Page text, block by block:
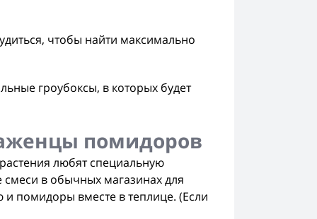
чтобы найти максимально
гроубоксы, в которых будет
помидоров
любят специальную
в обычных магазинах для
помидоры вместе в теплице. (Если